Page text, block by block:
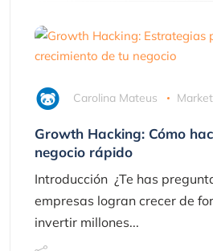
Carolina Mateus
Growth Hacking: Cómo
negocio rápido
Introducción ¿Te has
empresas logran crecer de
invertir millones...